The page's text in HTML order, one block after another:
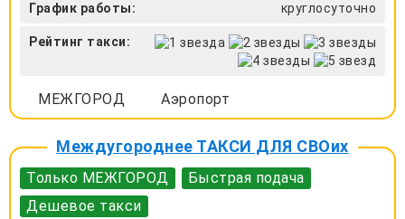
График работы: круглосуточно
Рейтинг такси:
МЕЖГОРОД Аэропорт
Междугороднее ТАКСИ ДЛЯ СВОих
Только МЕЖГОРОД
Быстрая подача
Дешевое такси